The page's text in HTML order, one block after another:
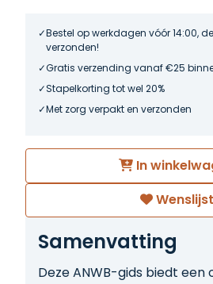
Bestel op werkdagen vóór 14:00,
verzonden!
Gratis verzending vanaf €25
Stapelkorting tot wel 20%
Met zorg verpakt en verzonden
In
Wenslijst
Samenvatting
Deze ANWB-gids biedt een